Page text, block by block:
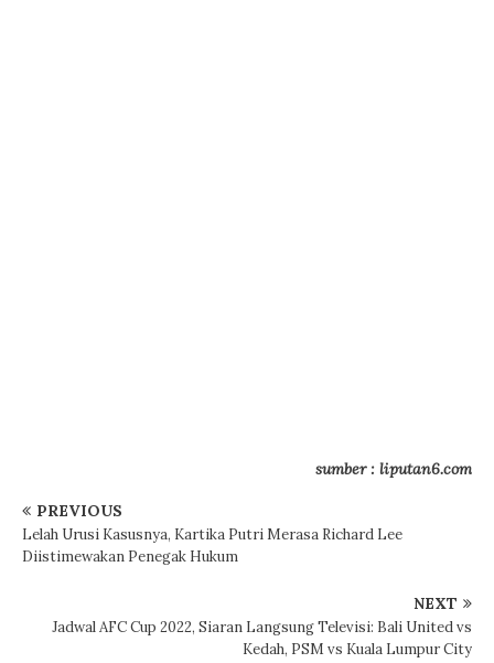
sumber : liputan6.com
PREVIOUS
Lelah Urusi Kasusnya, Kartika Putri Merasa Richard Lee
Diistimewakan Penegak Hukum
NEXT
Jadwal AFC Cup 2022, Siaran Langsung Televisi: Bali United vs
Kedah, PSM vs Kuala Lumpur City